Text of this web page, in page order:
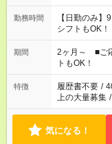
勤務時間
【日勤のみ】9:00～
シフトもOK
「家族とお休
など、あなた
ーク希望の方
のお仕事の勤
ません
期間
2ヶ月～ ■ご
トもOK！
特徴 履歴書不要 /
上の大量募集 /
気になる！